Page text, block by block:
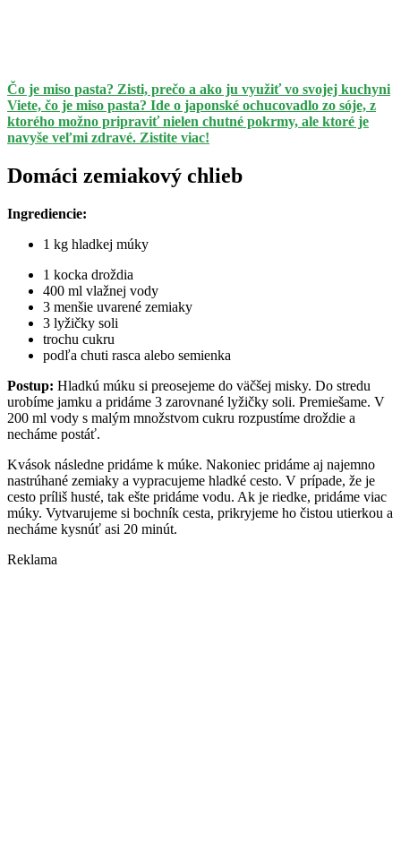
Čo je miso pasta? Zisti, prečo a ako ju využiť vo svojej kuchyni
Viete, čo je miso pasta? Ide o japonské ochucovadlo zo sóje, z
ktorého možno pripraviť nielen chutné pokrmy, ale ktoré je
navyše veľmi zdravé. Zistite viac!
Domáci zemiakový chlieb
Ingrediencie:
1 kg hladkej múky
1 kocka droždia
400 ml vlažnej vody
3 menšie uvarené zemiaky
3 lyžičky soli
trochu cukru
podľa chuti rasca alebo semienka
Postup: Hladkú múku si preosejeme do väčšej misky. Do stredu
urobíme jamku a pridáme 3 zarovnané lyžičky soli. Premiešame. V
200 ml vody s malým množstvom cukru rozpustíme droždie a
necháme postáť.
Kvások následne pridáme k múke. Nakoniec pridáme aj najemno
nastrúhané zemiaky a vypracujeme hladké cesto. V prípade, že je
cesto príliš husté, tak ešte pridáme vodu. Ak je riedke, pridáme viac
múky. Vytvarujeme si bochník cesta, prikryjeme ho čistou utierkou a
necháme kysnúť asi 20 minút.
Reklama